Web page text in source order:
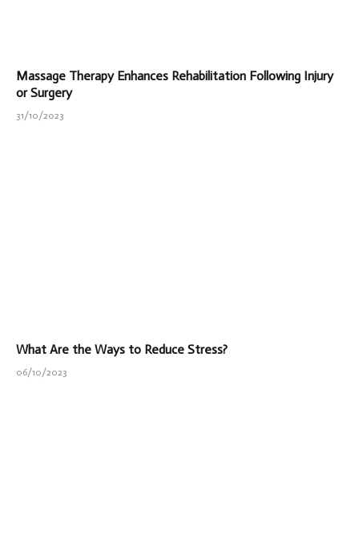
Massage Therapy Enhances Rehabilitation Following Injury
or Surgery
31/10/2023
What Are the Ways to Reduce Stress?
06/10/2023